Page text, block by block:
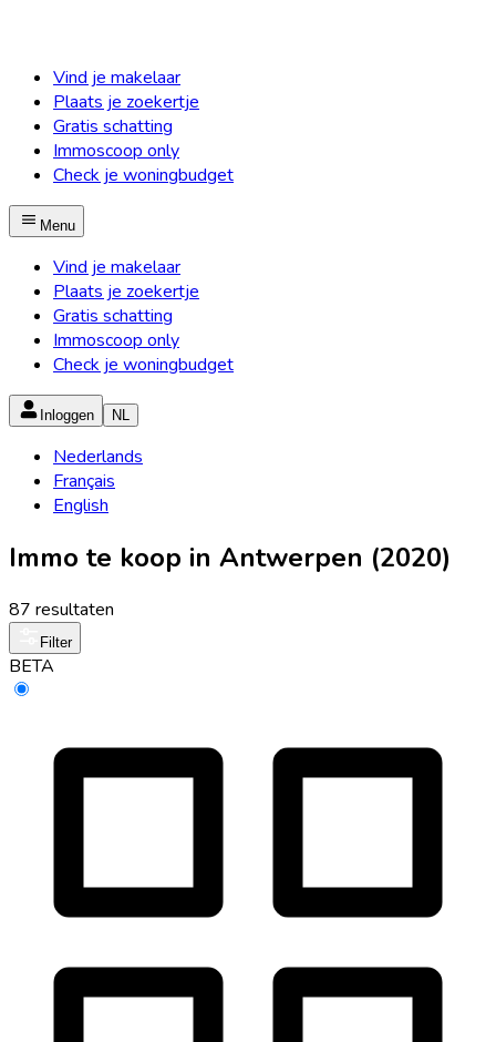
Vind je makelaar
Plaats je zoekertje
Gratis schatting
Immoscoop only
Check je woningbudget
Menu
Vind je makelaar
Plaats je zoekertje
Gratis schatting
Immoscoop only
Check je woningbudget
Inloggen NL
Nederlands
Français
English
Immo te koop in Antwerpen (2020)
87 resultaten
Filter
BETA